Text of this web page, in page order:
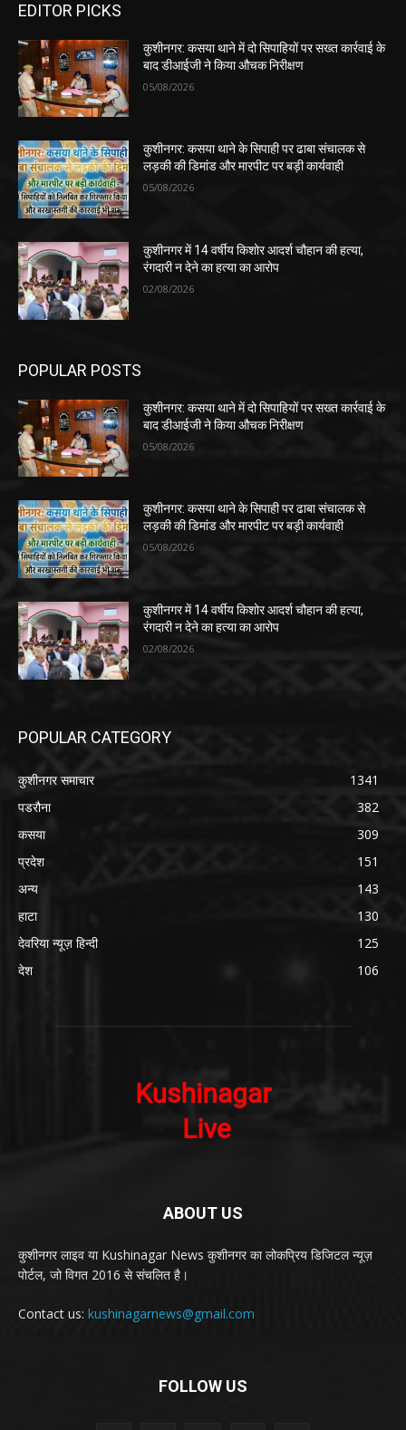
EDITOR PICKS
कुशीनगर: कसया थाने में दो सिपाहियों पर सख्त कार्रवाई के
बाद डीआईजी ने किया औचक निरीक्षण
05/08/2026
कुशीनगर: कसया थाने के सिपाही पर ढाबा संचालक से
लड़की की डिमांड और मारपीट पर बड़ी कार्यवाही
05/08/2026
कुशीनगर में 14 वर्षीय किशोर आदर्श चौहान की हत्या,
रंगदारी न देने का हत्या का आरोप
02/08/2026
POPULAR POSTS
कुशीनगर: कसया थाने में दो सिपाहियों पर सख्त कार्रवाई के
बाद डीआईजी ने किया औचक निरीक्षण
05/08/2026
कुशीनगर: कसया थाने के सिपाही पर ढाबा संचालक से
लड़की की डिमांड और मारपीट पर बड़ी कार्यवाही
05/08/2026
कुशीनगर में 14 वर्षीय किशोर आदर्श चौहान की हत्या,
रंगदारी न देने का हत्या का आरोप
02/08/2026
POPULAR CATEGORY
कुशीनगर समाचार
1341
पडरौना
382
कसया
309
प्रदेश
151
अन्य
143
हाटा
130
देवरिया न्यूज़ हिन्दी
125
देश
106
ABOUT US
कुशीनगर लाइव या Kushinagar News कुशीनगर का लोकप्रिय डिजिटल न्यूज़
पोर्टल, जो विगत 2016 से संचलित है।
Contact us: kushinagarnews@gmail.com
FOLLOW US